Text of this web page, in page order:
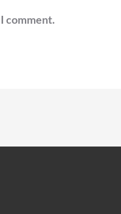
comment.